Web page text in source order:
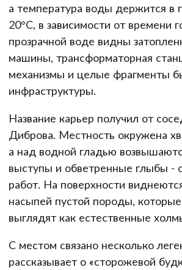
а температура воды держится в
20°C, в зависимости от времени
прозрачной воде видны
машины, трансформаторная
механизмы и целые фрагменты
инфраструктуры.
Название карьер получил от
Диброва. Местность окружена
а над водной гладью
выступы и обветренные глыбы -
работ. На поверхности
насыпей пустой породы,
выглядят как естественные
С местом связано несколько
рассказывает о «сторожевой